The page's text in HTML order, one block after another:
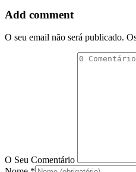
Add comment
O seu email não será publicado.
O Seu Comentário